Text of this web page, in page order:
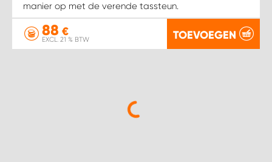
manier op met de verende tassteun.
88 €
EXCL. 21 % BTW TOEVOEGEN